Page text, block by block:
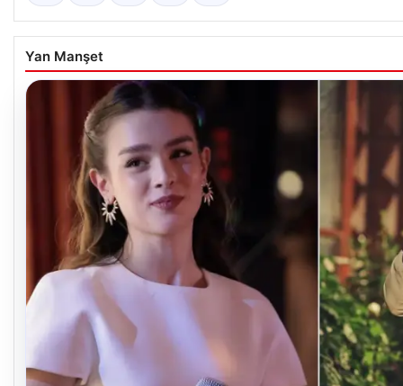
Yan Manşet